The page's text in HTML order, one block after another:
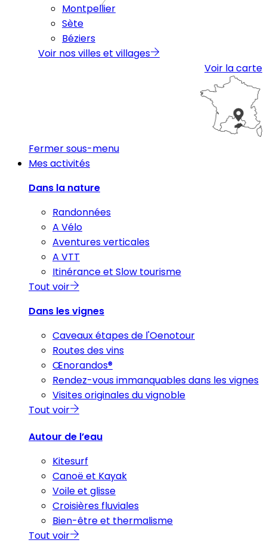
Montpellier
Sète
Béziers
Voir nos villes et villages
Voir la carte
Fermer sous-menu
Mes activités
Dans la nature
Randonnées
A Vélo
Aventures verticales
A VTT
Itinérance et Slow tourisme
Tout voir
Dans les vignes
Caveaux étapes de l'Oenotour
Routes des vins
Œnorandos®
Rendez-vous immanquables dans les vignes
Visites originales du vignoble
Tout voir
Autour de l’eau
Kitesurf
Canoë et Kayak
Voile et glisse
Croisières fluviales
Bien-être et thermalisme
Tout voir